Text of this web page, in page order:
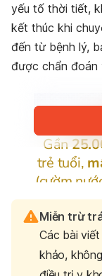
yếu tố thời tiết,
kết thúc khi
đến từ bệnh lý,
được chẩn đoán
Miễn trừ
Các bài
khảo,